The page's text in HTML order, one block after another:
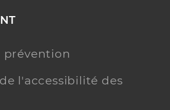
prévention
l'accessibilité des